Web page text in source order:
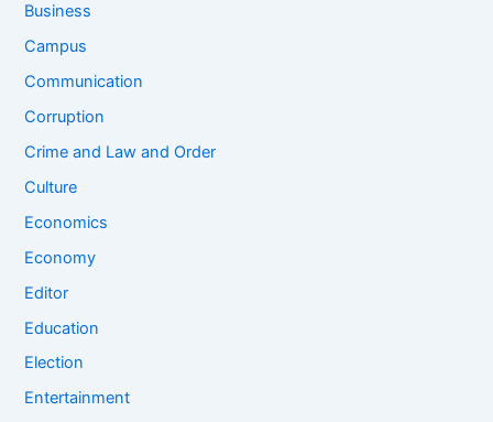
Business
Campus
Communication
Corruption
Crime and Law and Order
Culture
Economics
Economy
Editor
Education
Election
Entertainment